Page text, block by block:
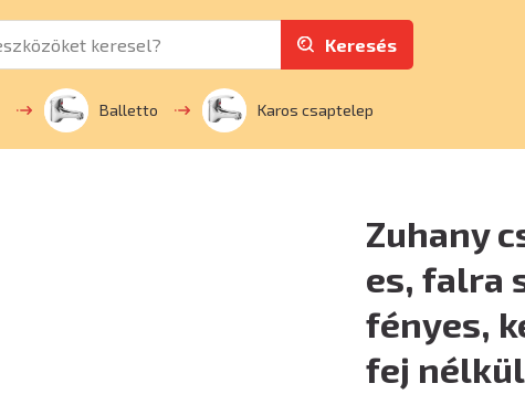
Keresés
Balletto Karos csaptelep
Zuhany
es, falra
fényes,
fej nélkül